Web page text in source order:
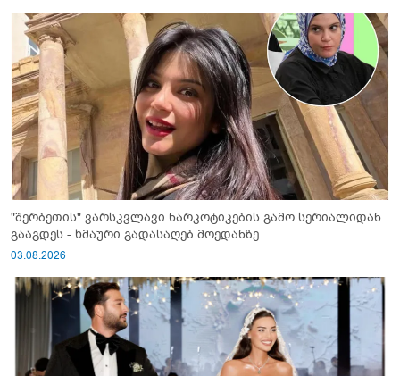
"შერბეთის" ვარსკვლავი ნარკოტიკების გამო სერიალიდან
გააგდეს - ხმაური გადასაღებ მოედანზე
03.08.2026